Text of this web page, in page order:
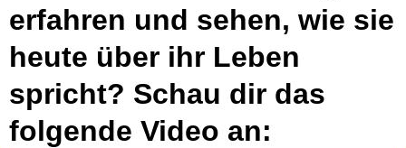
erfahren und sehen, wie sie
heute über ihr Leben
spricht? Schau dir das
folgende Video an: